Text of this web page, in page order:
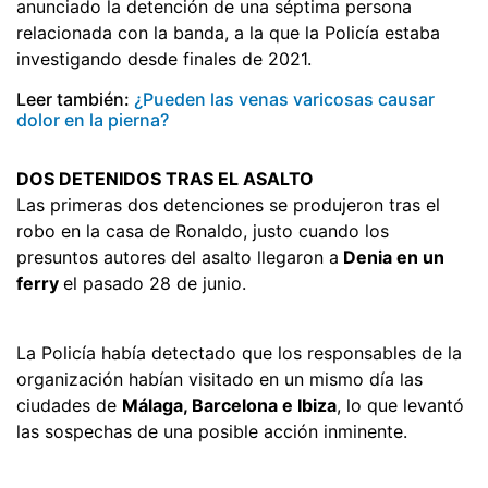
anunciado la detención de una séptima persona
relacionada con la banda, a la que la Policía estaba
investigando desde finales de 2021.
Leer también: ¿Pueden las venas varicosas causar
dolor en la pierna?
DOS DETENIDOS TRAS EL ASALTO
Las primeras dos detenciones se produjeron tras el
robo en la casa de Ronaldo, justo cuando los
presuntos autores del asalto llegaron a Denia en un
ferry el pasado 28 de junio.
La Policía había detectado que los responsables de la
organización habían visitado en un mismo día las
ciudades de Málaga, Barcelona e Ibiza, lo que levantó
las sospechas de una posible acción inminente.